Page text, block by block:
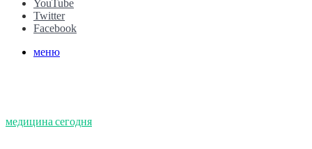
YouTube
Twitter
Facebook
меню
медицина сегодня